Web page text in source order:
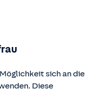
können über die vom
sich an die
Diese